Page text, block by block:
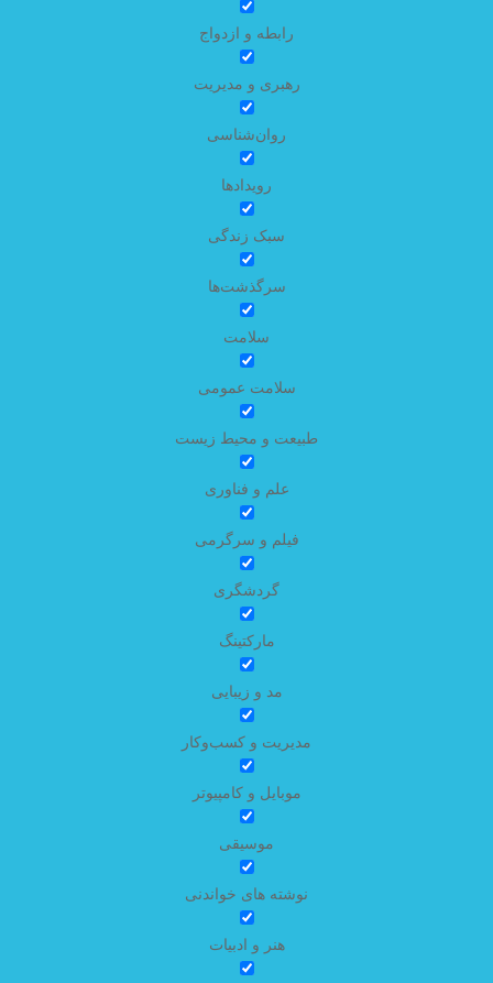
رابطه و ازدواج
رهبری و مدیریت
روان‌شناسی
رویدادها
سبک زندگی
سرگذشت‌ها
سلامت
سلامت عمومی
طبیعت و محیط زیست
علم و فناوری
فیلم و سرگرمی
گردشگری
مارکتینگ
مد و زیبایی
مدیریت و کسب‌وکار
موبایل و کامپیوتر
موسیقی
نوشته های خواندنی
هنر و ادبیات